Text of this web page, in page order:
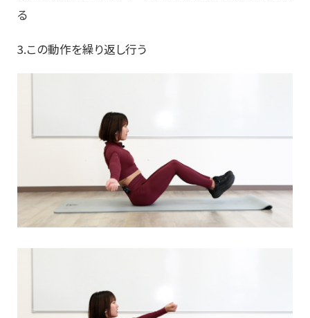
る
3.この動作を繰り返し行う